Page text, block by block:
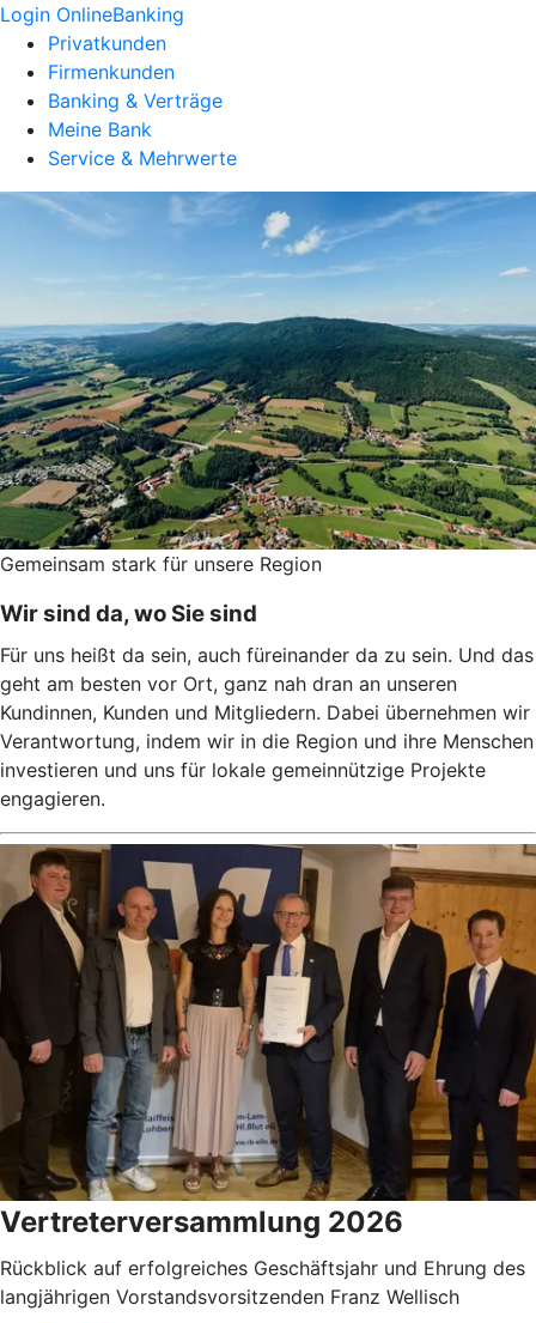
Login OnlineBanking
Privatkunden
Firmenkunden
Banking & Verträge
Meine Bank
Service & Mehrwerte
Gemeinsam stark für unsere Region
Wir sind da, wo Sie sind
Für uns heißt da sein, auch füreinander da zu sein. Und das
geht am besten vor Ort, ganz nah dran an unseren
Kundinnen, Kunden und Mitgliedern. Dabei übernehmen wir
Verantwortung, indem wir in die Region und ihre Menschen
investieren und uns für lokale gemeinnützige Projekte
engagieren.
Vertreterversammlung 2026
Rückblick auf erfolgreiches Geschäftsjahr und Ehrung des
langjährigen Vorstandsvorsitzenden Franz Wellisch